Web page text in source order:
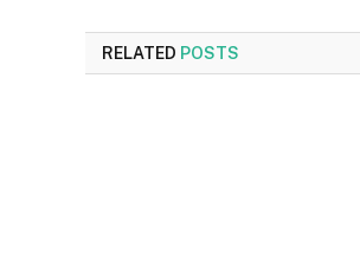
RELATED POSTS